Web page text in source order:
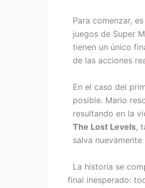
Para comenzar,
juegos de Super
tienen un único
de las acciones
En el caso del
posible. Mario
resultando en la
The Lost Levels,
salva nuevamente
La historia se
final inesperado: